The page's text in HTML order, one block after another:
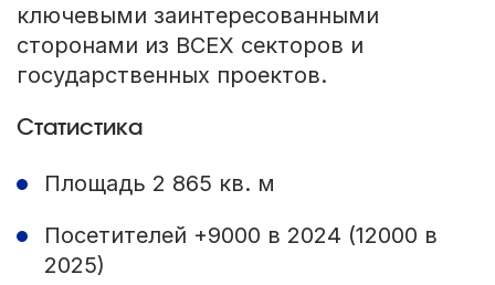
ключевыми заинтересованными
сторонами из ВСЕХ секторов и
государственных проектов.
Статистика
Площадь 2 865 кв. м
Посетителей +9000 в 2024 (12000 в
2025)